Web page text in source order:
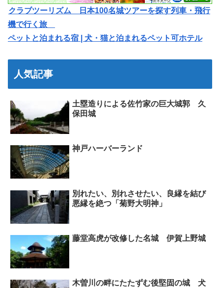
クラブツーリズム 日本100名城ツアーを探す列車・飛行
機で行く旅
ペットと泊まれる宿 | 犬・猫と泊まれるペット可ホテル
人気記事
土塁造りによる佐竹家の巨大城郭 久
保田城
神戸ハーバーランド
別れたい、別れさせたい、良縁を結び
悪縁を絶つ「菊野大明神」
藤堂高虎が改修した名城 伊賀上野城
木曽川の畔にたたずむ後堅固の城 犬